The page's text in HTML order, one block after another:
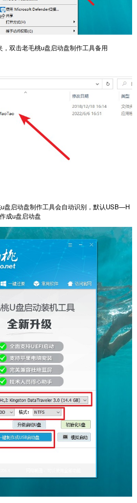
双击老毛桃u盘启动盘制作工具备用
盘启动盘制作工具会自动识别，默认USB—H
成u盘启动盘